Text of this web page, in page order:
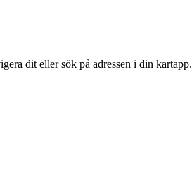
dit eller sök på adressen i din kartapp.